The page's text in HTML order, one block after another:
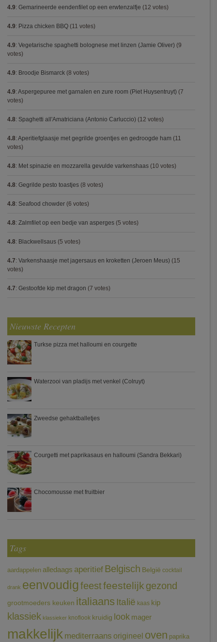
4.9: Gemarineerde eendenfilet op een erwtenzalfje (12 votes)
4.9: Pizza chicken BBQ (11 votes)
4.9: Vegetarische spaghetti bolognese met linzen (Jamie Oliver) (9
votes)
4.9: Broodje Bismarck (8 votes)
4.9: Aspergepuree met garnalen en zure room (Piet Huysentruyt) (7
votes)
4.8: Spaghetti all'Amatriciana (Antonio Carluccio) (12 votes)
4.8: Aperitiefglaasje met gegrilde groentjes en gedroogde ham (11
votes)
4.8: Met spinazie en mozzarella gevulde varkenshaas (10 votes)
4.8: Gegrilde pesto toastjes (8 votes)
4.8: Seafood chowder (6 votes)
4.8: Zalmfilet op een bedje van asperges (5 votes)
4.8: Blackwellsaus (5 votes)
4.7: Varkenshaasje met jagersaus en kroketten (Jeroen Meus) (15
votes)
4.7: Gestoofde kip met dragon (7 votes)
Nieuwste Recepten
Turkse pizza met halloumi en courgette
Waterzooi van pladijs met venkel (Colruyt)
Zweedse gehaktballetjes
Courgetti met paprikasaus en halloumi (Sandra Bekkari)
Chocomousse met fruitbier
Tags
aardappelen alledaags aperitief Belgisch België cocktail
drank eenvoudigfeestfeestelijk gezond
grootmoeders keuken italiaans Italië kaas kip
klassiek klassieker knoflook kruidig look mager
makkelijk mediterraans origineel oven paprika